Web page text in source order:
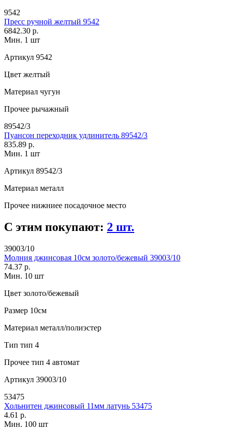
9542
Пресс ручной желтый 9542
6842.30 р.
Мин. 1 шт
Артикул 9542
Цвет желтый
Материал чугун
Прочее рычажный
89542/3
Пуансон переходник удлинитель 89542/3
835.89 р.
Мин. 1 шт
Артикул 89542/3
Материал металл
Прочее нижниее посадочное место
С этим покупают: 2 шт.
39003/10
Молния джинсовая 10см золото/бежевый 39003/10
74.37 р.
Мин. 10 шт
Цвет золото/бежевый
Размер 10см
Материал металл/полиэстер
Тип тип 4
Прочее тип 4 автомат
Артикул 39003/10
53475
Хольнитен джинсовый 11мм латунь 53475
4.61 р.
Мин. 100 шт